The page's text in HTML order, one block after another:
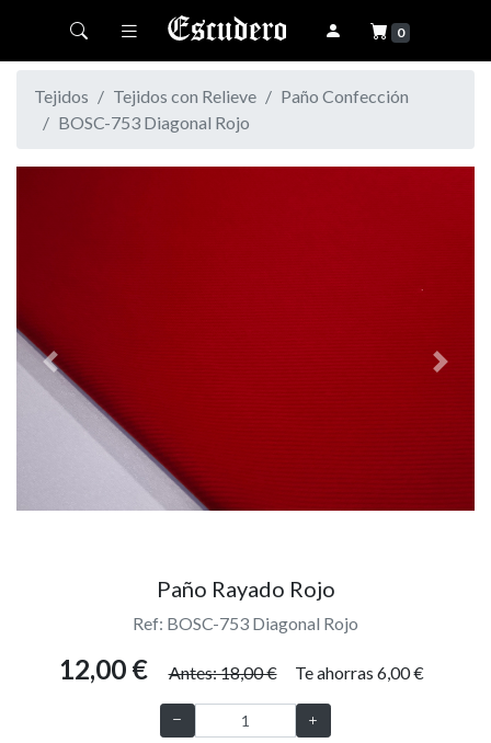
Toggle navigation 0
Tejidos Tejidos con Relieve
Paño Confección
BOSC-753 Diagonal Rojo
Previous Next
Paño Rayado Rojo
Ref: BOSC-753 Diagonal Rojo
12,00 € Antes: 18,00 € Te ahorras 6,00 €